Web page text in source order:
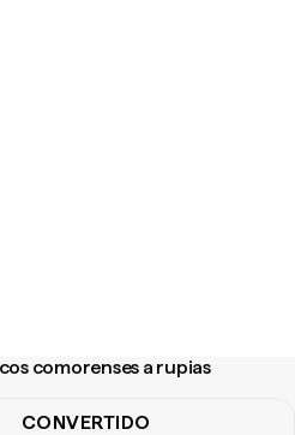
comorenses a rupias
CONVERTIDO